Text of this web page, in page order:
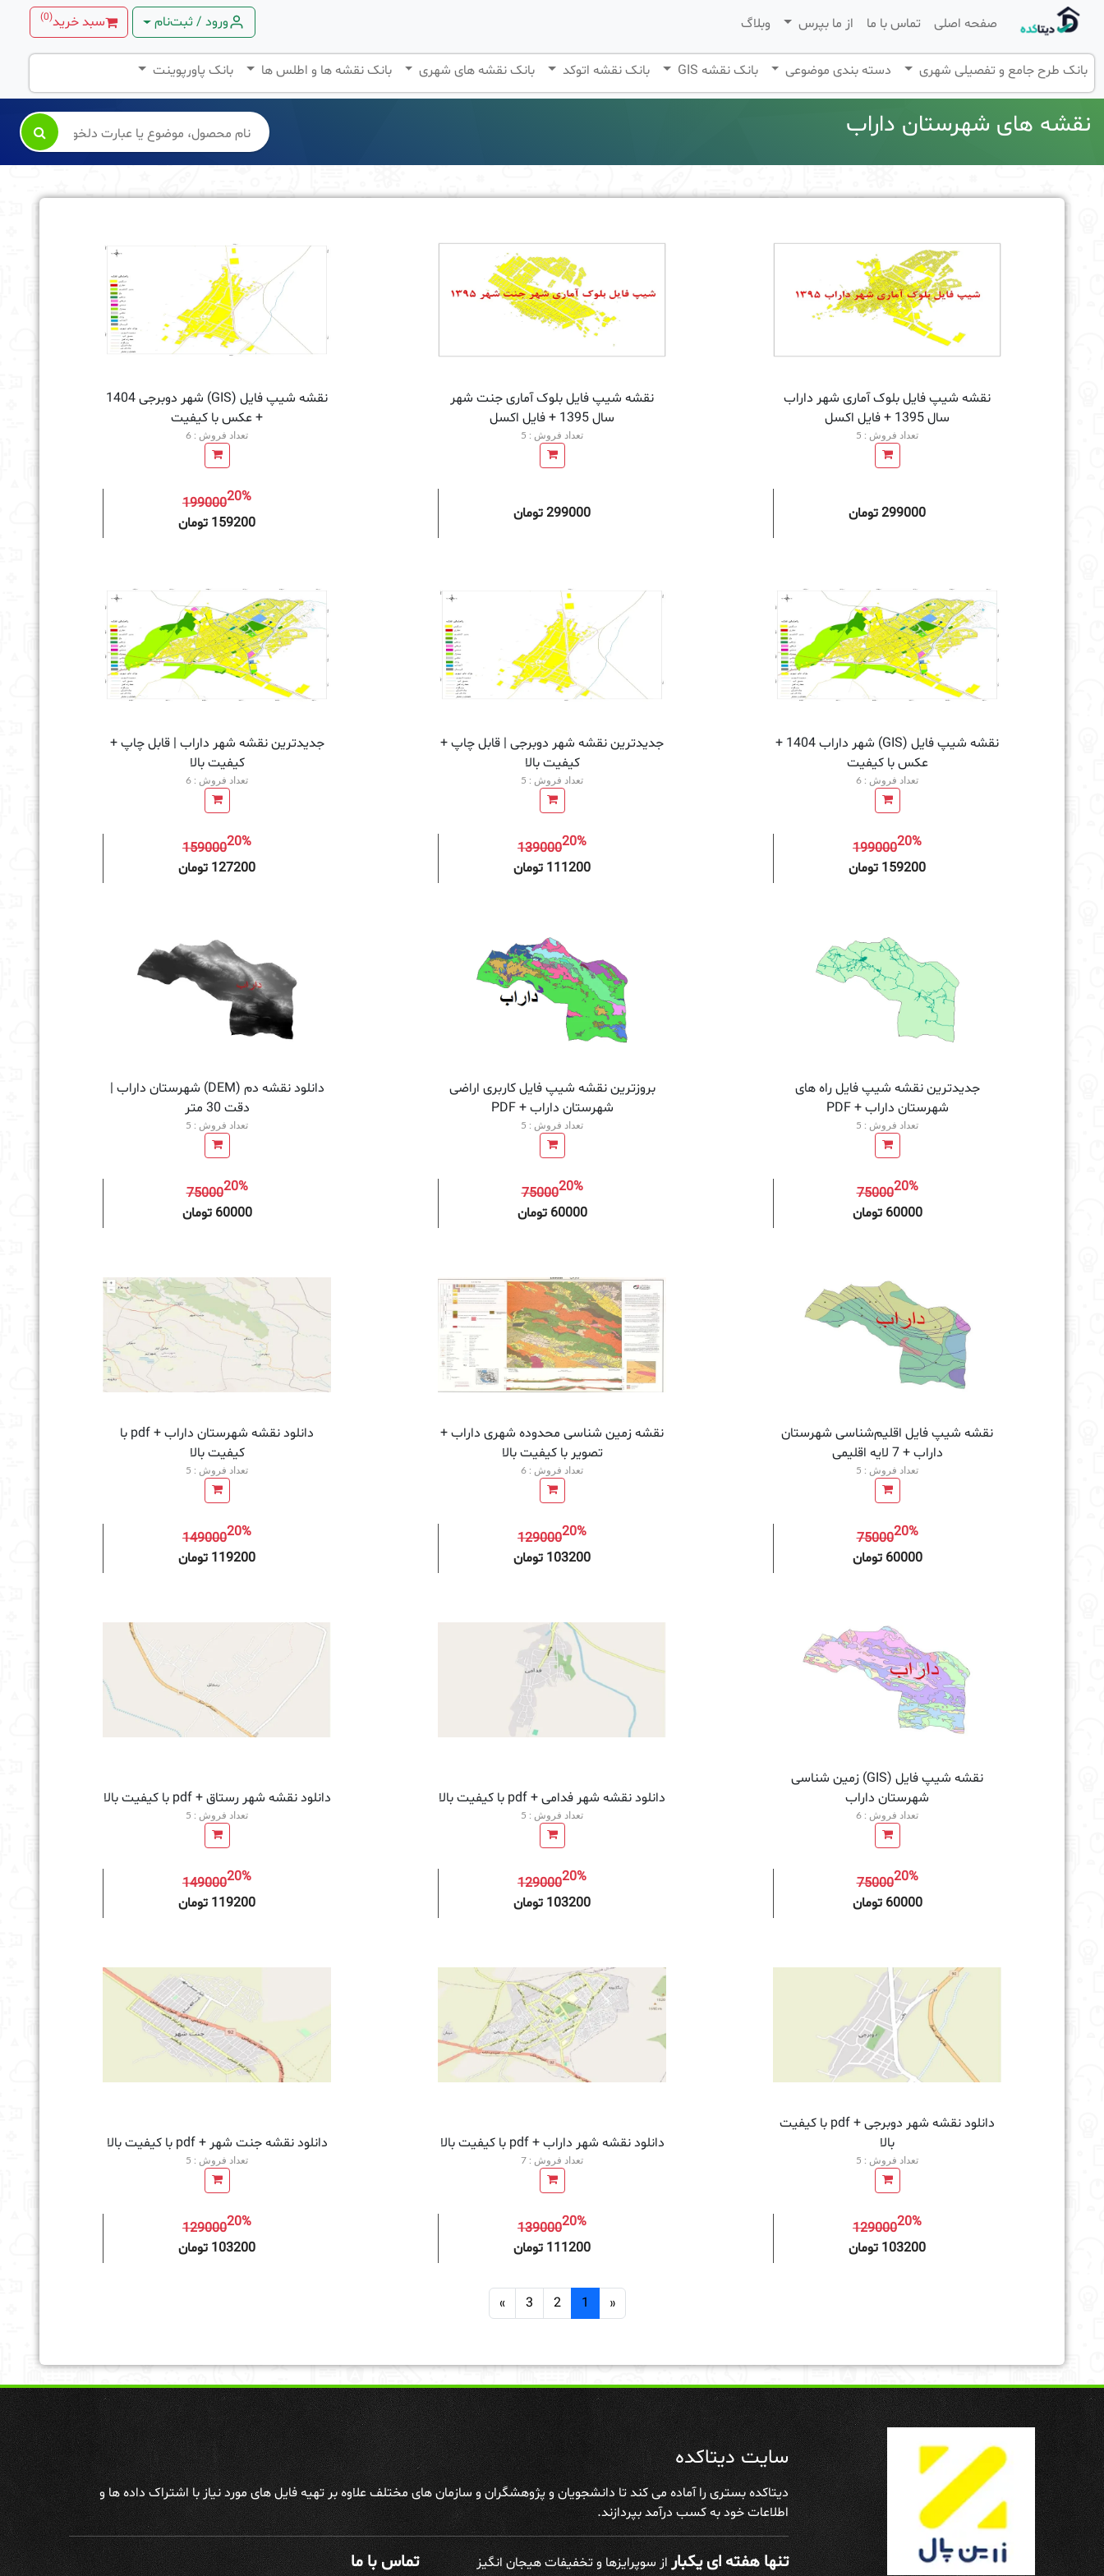
صفحه اصلی تماس با ما از ما بپرس وبلاگ ورود / ثبت‌نام سبد خرید(
0
)
بانک طرح جامع و تفصیلی شهری دسته بندی موضوعی بانک نقشه GIS بانک نقشه اتوکد بانک نقشه های شهری بانک نقشه ها و اطلس ها بانک پاورپوینت
نقشه های شهرستان داراب 
نقشه شیپ فایل بلوک آماری شهر داراب
سال 1395 + فايل اكسل
تعداد فروش : 5
299000 تومان
نقشه شیپ فایل بلوک آماری جنت شهر
سال 1395 + فايل اكسل
تعداد فروش : 5
299000 تومان
نقشه شیپ فایل (GIS) شهر دوبرجی 1404
+ عکس با کیفیت
تعداد فروش : 6
19900020%
159200 تومان
نقشه شیپ فایل (GIS) شهر داراب 1404 +
عکس با کیفیت
تعداد فروش : 6
19900020%
159200 تومان
جدیدترین نقشه شهر دوبرجی | قابل چاپ +
کیفیت بالا
تعداد فروش : 5
13900020%
111200 تومان
جدیدترین نقشه شهر داراب | قابل چاپ +
کیفیت بالا
تعداد فروش : 6
15900020%
127200 تومان
جدیدترین نقشه شیپ فایل راه های
شهرستان داراب + PDF
تعداد فروش : 5
7500020%
60000 تومان
بروزترین نقشه شیپ فایل کاربری اراضی
شهرستان داراب + PDF
تعداد فروش : 5
7500020%
60000 تومان
دانلود نقشه دم (DEM) شهرستان داراب |
دقت 30 متر
تعداد فروش : 5
7500020%
60000 تومان
نقشه شیپ‌ فایل اقلیم‌شناسی شهرستان
داراب + 7 لایه اقلیمی
تعداد فروش : 5
7500020%
60000 تومان
نقشه زمین‌ شناسی محدوده شهری داراب +
تصویر با کیفیت بالا
تعداد فروش : 6
12900020%
103200 تومان
دانلود نقشه شهرستان داراب + pdf با
کیفیت بالا
تعداد فروش : 5
14900020%
119200 تومان
نقشه شیپ فایل (GIS) زمین‌ شناسی
شهرستان داراب
تعداد فروش : 6
7500020%
60000 تومان
دانلود نقشه شهر فدامی + pdf با کیفیت بالا
تعداد فروش : 5
12900020%
103200 تومان
دانلود نقشه شهر رستاق + pdf با کیفیت بالا
تعداد فروش : 5
14900020%
119200 تومان
دانلود نقشه شهر دوبرجی + pdf با کیفیت
بالا
تعداد فروش : 5
12900020%
103200 تومان
دانلود نقشه شهر داراب + pdf با کیفیت بالا
تعداد فروش : 7
13900020%
111200 تومان
دانلود نقشه جنت شهر + pdf با کیفیت بالا
تعداد فروش : 5
12900020%
103200 تومان
«
1
2
3
»
سایت دیتاکده
دیتاکده بستری را آماده می کند تا دانشجویان و پژوهشگران و سازمان های مختلف علاوه بر تهیه فایل های مورد نیاز با اشتراک داده ها و
اطلاعات خود به کسب درآمد بپردازند.
تنها هفته ای یکباراز سوپرایزها و تخفیفات هیجان انگیز
تماس با ما